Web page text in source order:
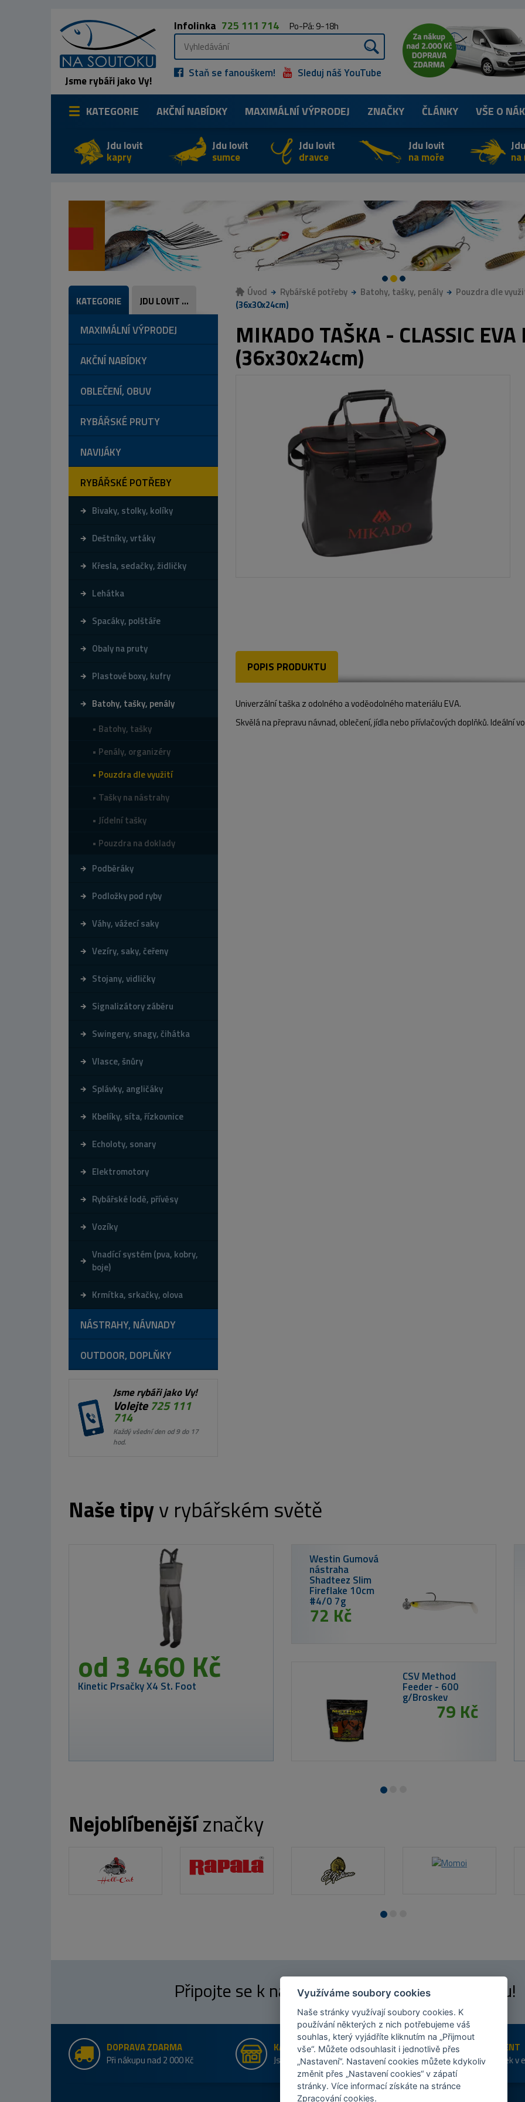
Jsme rybáři jako Vy!
Infolinka 725 111 714 Po-Pá: 9-18h
Staň se fanouškem! Sleduj náš YouTube
KATEGORIE AKČNÍ NABÍDKY MAXIMÁLNÍVÝPRODEJ ZNAČKY ČLÁNKY VŠE O
Jdu lovit
kapry
Jdu lovit
sumce
Jdu lovit
dravce
Jdu lovit
na moře na
KATEGORIE JDU LOVIT ...
MAXIMÁLNÍ VÝPRODEJ
AKČNÍ NABÍDKY
OBLEČENÍ, OBUV
RYBÁŘSKÉ PRUTY
NAVIJÁKY
RYBÁŘSKÉ POTŘEBY
Bivaky, stolky, kolíky
Deštníky, vrtáky
Křesla, sedačky, židličky
Lehátka
Spacáky, polštáře
Obaly na pruty
Plastové boxy, kufry
Batohy, tašky, penály
Batohy, tašky
Penály, organizéry
Pouzdra dle využití
Tašky na nástrahy
Jídelní tašky
Pouzdra na doklady
Podběráky
Podložky pod ryby
Váhy, vážecí saky
Vezíry, saky, čeřeny
Stojany, vidličky
Signalizátory záběru
Swingery, snagy, čihátka
Vlasce, šnůry
Splávky, angličáky
Kbelíky, síta, řízkovnice
Echoloty, sonary
Elektromotory
Rybářské lodě, přívěsy
Vozíky
Vnadící systém (pva, kobry,
boje)
Krmítka, srkačky, olova
NÁSTRAHY, NÁVNADY
OUTDOOR, DOPLŇKY
Jsme rybáři jako Vy!
Volejte725 111
714
Každý všední den od 9 do 17
hod.
Úvod Rybářské potřeby Batohy, tašky, penály Pouzdra dle
(36x30x24cm)
MIKADO TAŠKA - CLASSIC
(36x30x24cm)
POPIS PRODUKTU
Univerzální taška z odolného a voděodolného materiálu EVA.
Skvělá na přepravu návnad, oblečení, jídla nebo přívlačových doplňků. Ideální
Naše tipyv rybářském světě
Westin DropBite Spin Tail Jig Bling Perch
2,6cm 8g
189 Kč
Westin Gumová nástraha ShadTeez 9cm
Smoke LM Blue
White AR Blue
Nejoblíbenějšíznačky
Připojte se k našimfanouškůmna Facebooku!
DOPRAVA ZDARMA
Při nákupu nad 2 000 Kč
KAMENNÉ PRODEJNY
Jsme na trhu více než 10 let
ŠIROKÝ SORTIMENT
Přes 20 tis. položek v
shopu
Využíváme soubory cookies
Naše stránky využívají soubory cookies. K
používání některých z nich potřebujeme váš
souhlas, který vyjádříte kliknutím na „Přijmout
vše“. Můžete odsouhlasit i jednotlivě přes
„Nastavení“. Nastavení cookies můžete kdykoliv
změnit přes „Nastavení cookies“ v zápatí
stránky. Více informací získáte na stránce
Zpracování cookies.